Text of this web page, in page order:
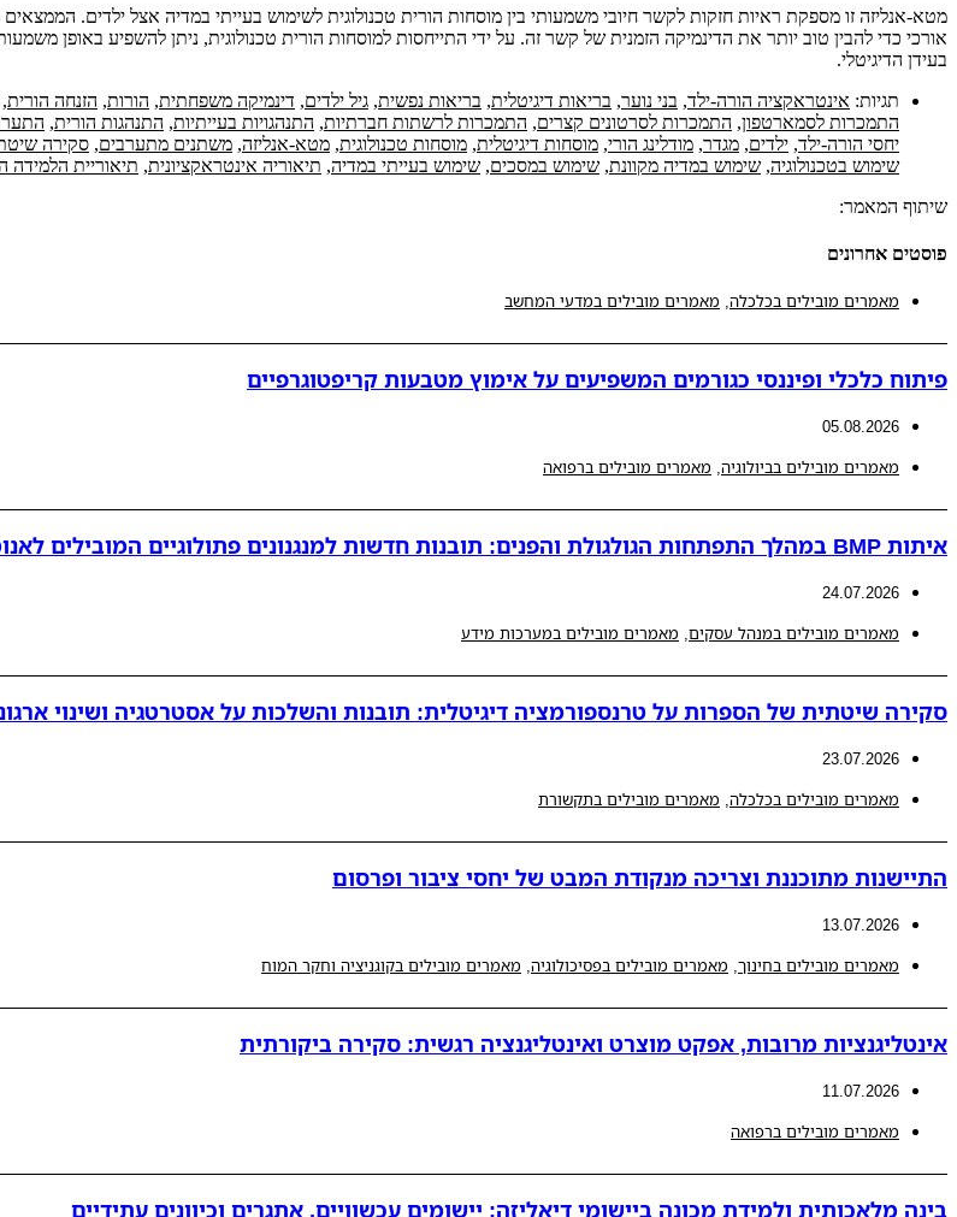
מטא-אנליזה זו מספקת ראיות חזקות לקשר חיובי משמעותי בין מוסחות הורית טכנולוגית לשימוש בעייתי במדיה אצל ילדים.
אורכי כדי להבין טוב יותר את הדינמיקה הזמנית של קשר זה. על ידי התייחסות למוסחות הורית טכנולוגית, ניתן להשפיע באופן
בעידן הדיגיטלי.
תגיות: אינטראקציה הורה-ילד, בני נוער, בריאות דיגיטלית, בריאות נפשית, גיל ילדים, דינמיקה משפחתית, הורות, הזנחה הורית,
התמכרות לסמארטפון, התמכרות לסרטונים קצרים, התמכרות לרשתות חברתיות, התנהגויות בעייתיות, התנהגות הורית,
יחסי הורה-ילד, ילדים, מגדר, מודלינג הורי, מוסחות דיגיטלית, מוסחות טכנולוגית, מטא-אנליזה, משתנים מתערבים, סקירה
שימוש בטכנולוגיה, שימוש במדיה מקוונת, שימוש במסכים, שימוש בעייתי במדיה, תיאוריה אינטראקציונית, תיאוריית הלמידה
שיתוף המאמר:
פוסטים אחרונים
מאמרים מובילים בכלכלה, מאמרים מובילים במדעי המחשב
פיתוח כלכלי ופיננסי כגורמים המשפיעים על אימוץ מטבעות קריפטוגרפיים
05.08.2026
מאמרים מובילים בביולוגיה, מאמרים מובילים ברפואה
איתות BMP במהלך התפתחות הגולגולת והפנים: תובנות חדשות למנגנונים פתולוגיים המובילים לאנומליות קרניופציאליות
24.07.2026
מאמרים מובילים במנהל עסקים, מאמרים מובילים במערכות מידע
סקירה שיטתית של הספרות על טרנספורמציה דיגיטלית: תובנות והשלכות על אסטרטגיה ושינוי
23.07.2026
מאמרים מובילים בכלכלה, מאמרים מובילים בתקשורת
התיישנות מתוכננת וצריכה מנקודת המבט של יחסי ציבור ופרסום
13.07.2026
מאמרים מובילים בחינוך, מאמרים מובילים בפסיכולוגיה, מאמרים מובילים בקוגניציה וחקר המוח
אינטליגנציות מרובות, אפקט מוצרט ואינטליגנציה רגשית: סקירה ביקורתית
11.07.2026
מאמרים מובילים ברפואה
בינה מלאכותית ולמידת מכונה ביישומי דיאליזה: יישומים עכשוויים, אתגרים וכיוונים עתידיים